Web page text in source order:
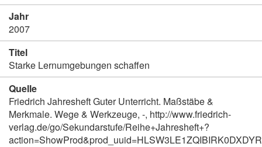
Jahr
2007
Titel
Starke Lernumgebungen schaffen
Quelle
Friedrich Jahresheft Guter Unterricht. Maßstäbe &
Merkmale. Wege & Werkzeuge, -, http://www.friedrich-
verlag.de/go/Sekundarstufe/Reihe+Jahresheft+?